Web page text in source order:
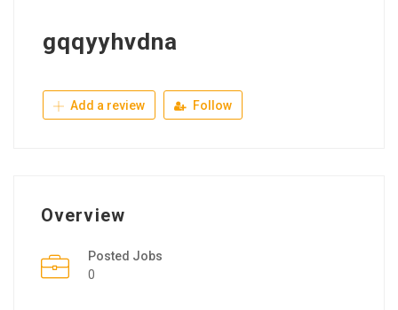
gqqyyhvdna
Add a review Follow
Overview
Posted Jobs
0